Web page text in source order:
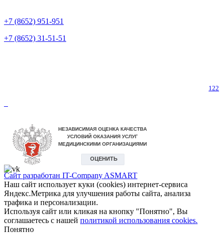
+7 (8652) 951-951
+7 (8652) 31-51-51
122
Сайт разработан IT-Company ASMART
Наш сайт использует куки (cookies) интернет-сервиса
Яндекс.Метрика для улучшения работы сайта, анализа
трафика и персонализации.
Используя сайт или кликая на кнопку "Понятно", Вы
соглашаетесь с нашей политикой использования cookies.
Понятно